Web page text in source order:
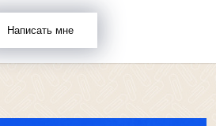
Написать мне